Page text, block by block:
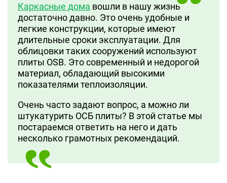
Каркасные дома вошли в нашу жизнь
достаточно давно. Это очень удобные и
легкие конструкции, которые имеют
длительные сроки эксплуатации. Для
облицовки таких сооружений используют
плиты OSB. Это современный и недорогой
материал, обладающий высокими
показателями теплоизоляции.
Очень часто задают вопрос, а можно ли
штукатурить ОСБ плиты? В этой статье мы
постараемся ответить на него и дать
несколько грамотных рекомендаций.